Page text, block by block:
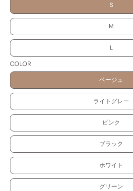
S
M
L
COLOR
ベージュ
ライトグレー
ピンク
ブラック
ホワイト
グリーン